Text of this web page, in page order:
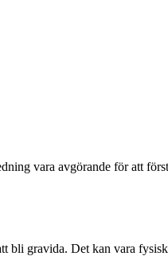
vara avgörande för att
bli gravida. Det kan vara